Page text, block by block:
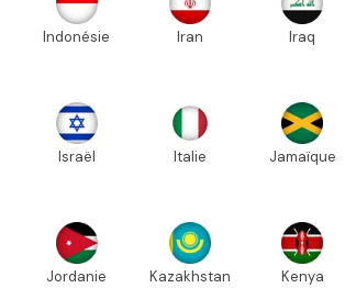
Indonésie Iran Iraq
Israël Italie Jamaïque
Jordanie Kazakhstan Kenya